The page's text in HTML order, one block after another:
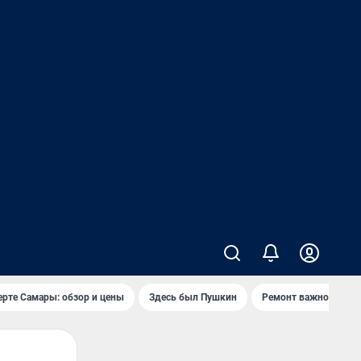
Самары: обзор и цены Здесь был Пушкин Ремонт важного